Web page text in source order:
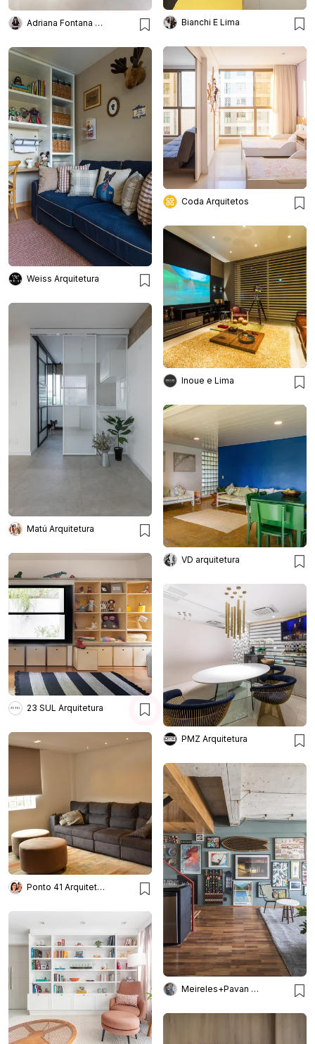
Adriana Fontana Design Bianchi E Lima
Coda Arquitetos
Weiss Arquitetura
Inoue e Lima
Matú Arquitetura
VD arquitetura
23 SUL Arquitetura
PMZ Arquitetura
Ponto 41 Arquitetura
Meireles+Pavan Arquitetura